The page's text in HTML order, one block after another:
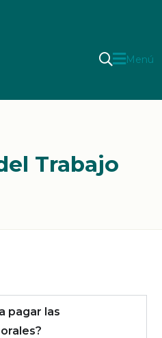
Menú
Trabajo
pagar las